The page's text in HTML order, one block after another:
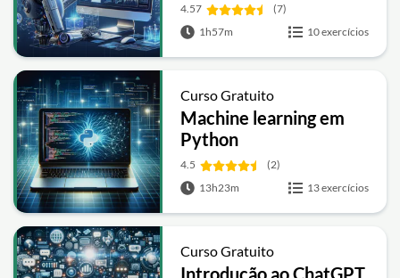
4.57
(7)
1h57m
10 exercícios
Curso Gratuito
Machine learning em
Python
4.5
(2)
13h23m
13 exercícios
Curso Gratuito
Introdução ao ChatGPT